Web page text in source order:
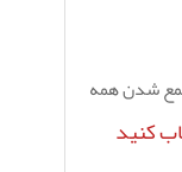
شدن همه
کنید